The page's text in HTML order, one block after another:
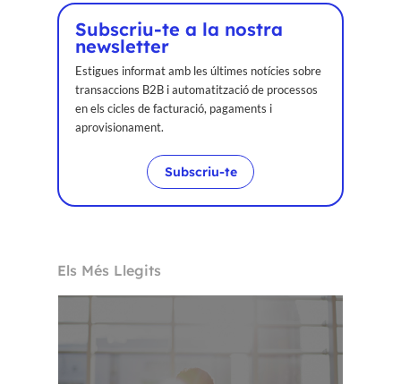
Subscriu-te a la nostra
newsletter
Estigues informat amb les últimes notícies sobre
transaccions B2B i automatització de processos
en els cicles de facturació, pagaments i
aprovisionament.
Subscriu-te
Els Més Llegits